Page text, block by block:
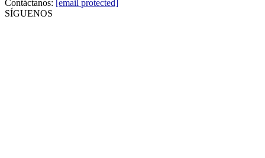
Contáctanos: [email protected]
SÍGUENOS